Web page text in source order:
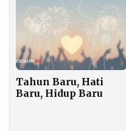
Tahun Baru, Hati
Baru, Hidup Baru